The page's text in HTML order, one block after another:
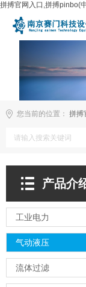
拼搏官网入口,拼搏pinbo(
您当前的位置： 拼搏
产品介
工业电力
气动液压
流体过滤